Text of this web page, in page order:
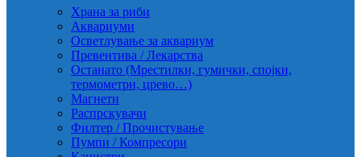
Храна за риби
Аквариуми
Осветлување за аквариум
Превентива / Лекарства
Останато (Мрестилки, гумички, спојки,
термометри, црево…)
Магнети
Распрскувачи
Филтер / Прочистување
Пумпи / Компресори